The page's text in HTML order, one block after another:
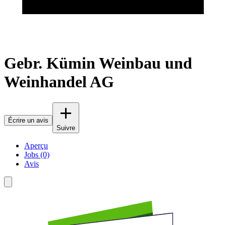
Gebr. Kümin Weinbau und
Weinhandel AG
Écrire un avis
Suivre
Aperçu
Jobs (0)
Avis